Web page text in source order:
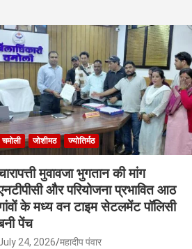
चमोली जोशीमठ ज्योतिर्मठ
मुवावजा भुगतान की मांग
और परियोजना प्रभावित आठ
के मध्य वन टाइम सेटलमेंट पॉलिसी
पेंच
24, 2026 महादीप पंवार